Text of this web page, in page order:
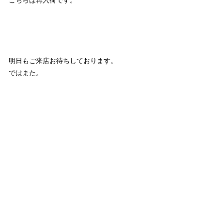
明日もご来店お待ちしております。
ではまた。